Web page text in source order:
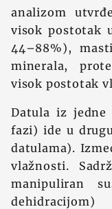
analizom
visok postotak
44–88%),
minerala,
visok postotak
Datula iz
fazi) ide u
datulama).
vlažnosti.
manipuliran